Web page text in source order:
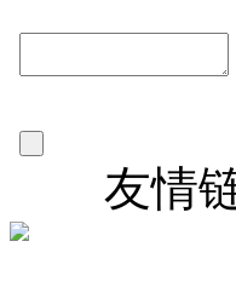
友情链